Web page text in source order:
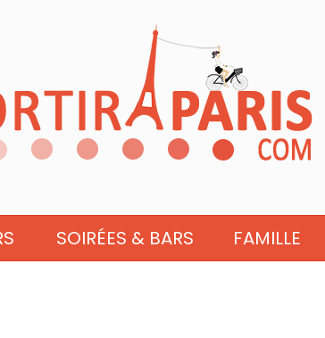
SOIRÉES & BARS FAMILLE